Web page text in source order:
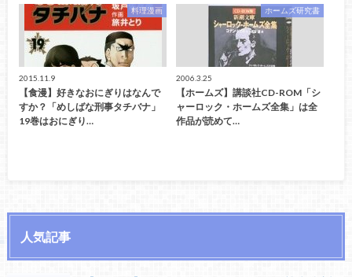
料理漫画
2015.11.9
【食漫】好きなおにぎりはなんで
すか？「めしばな刑事タチバナ」
19巻はおにぎり…
ホームズ研究書
2006.3.25
【ホームズ】講談社CD-ROM「シ
ャーロック・ホームズ全集」は全
作品が読めて…
人気記事